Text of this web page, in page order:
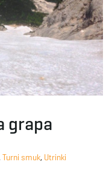
grapa
Turni smuk, Utrinki